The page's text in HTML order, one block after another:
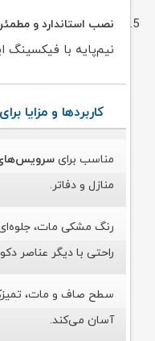
نصب استاندارد و
نیم‌پایه با فیکسینگ
کاربردها و مزایا
مناسب برای
منازل و دفاتر.
رنگ مشکی مات،
راحتی با دیگر عناصر
سطح صاف و مات،
آسان می‌کند.